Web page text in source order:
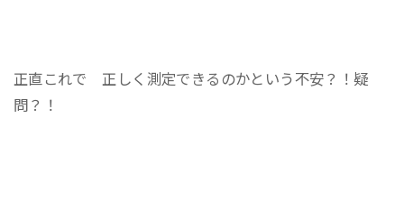
正直これで 正しく測定できるのかという不安？！疑
問？！